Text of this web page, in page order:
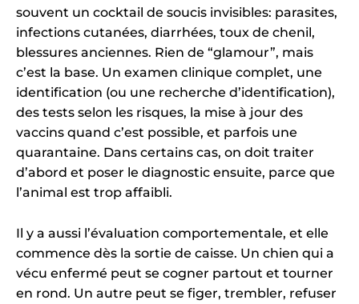
souvent un cocktail de soucis invisibles: parasites,
infections cutanées, diarrhées, toux de chenil,
blessures anciennes. Rien de “glamour”, mais
c’est la base. Un examen clinique complet, une
identification (ou une recherche d’identification),
des tests selon les risques, la mise à jour des
vaccins quand c’est possible, et parfois une
quarantaine. Dans certains cas, on doit traiter
d’abord et poser le diagnostic ensuite, parce que
l’animal est trop affaibli.
Il y a aussi l’évaluation comportementale, et elle
commence dès la sortie de caisse. Un chien qui a
vécu enfermé peut se cogner partout et tourner
en rond. Un autre peut se figer, trembler, refuser